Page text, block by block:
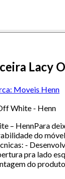
Lacy
Moveis Henn
White - Henn
– HennPara
do
-
pra lado
do